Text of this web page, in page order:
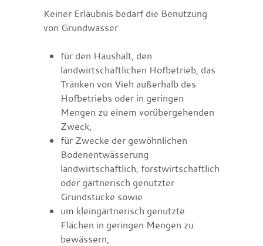
Keiner Erlaubnis bedarf die Benutzung
von Grundwasser
für den Haushalt, den
landwirtschaftlichen Hofbetrieb, das
Tränken von Vieh außerhalb des
Hofbetriebs oder in geringen
Mengen zu einem vorübergehenden
Zweck,
für Zwecke der gewöhnlichen
Bodenentwässerung
landwirtschaftlich, forstwirtschaftlich
oder gärtnerisch genutzter
Grundstücke sowie
um kleingärtnerisch genutzte
Flächen in geringen Mengen zu
bewässern,